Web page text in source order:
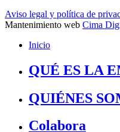
Aviso legal y política de
Mantenimiento web Cima
Inicio
QUÉ ES LA
QUIÉNES
Colabora